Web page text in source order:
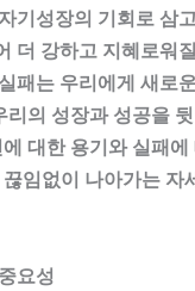
기성장의 기회로 삼
더 강하고 지혜로워
패는 우리에게 새로
리의 성장과 성공을
대한 용기와 실패에
임없이 나아가는 자
요성